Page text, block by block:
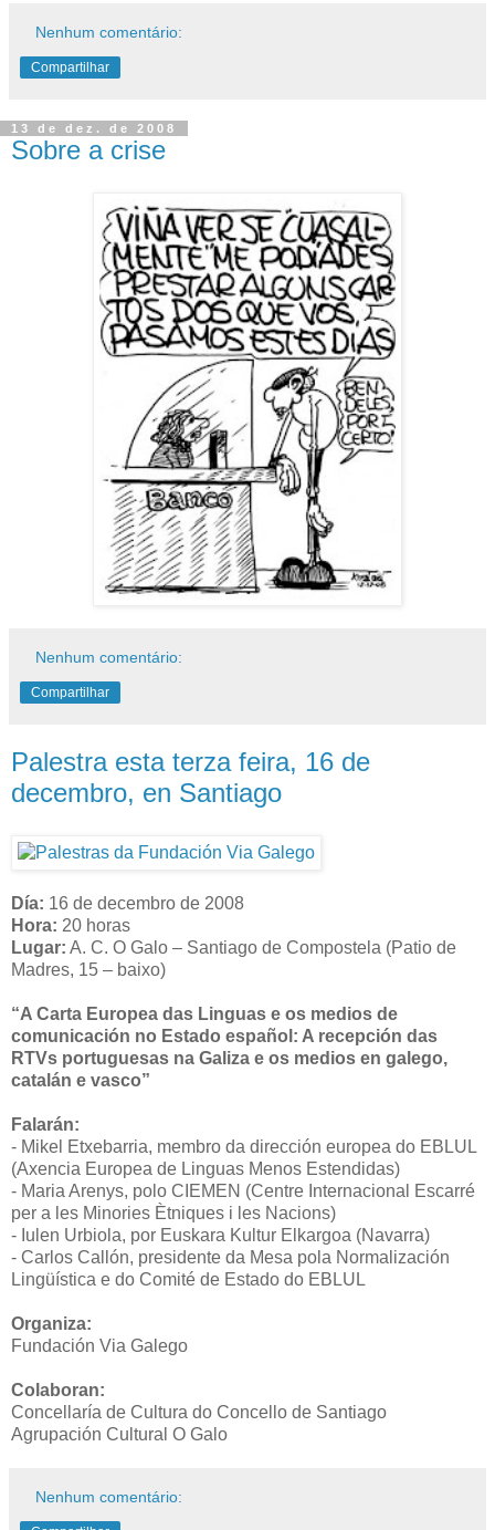
Nenhum comentário:
Compartilhar
13 de dez. de 2008
Sobre a crise
Nenhum comentário:
Compartilhar
Palestra esta terza feira, 16 de
decembro, en Santiago
Día: 16 de decembro de 2008
Hora: 20 horas
Lugar: A. C. O Galo – Santiago de Compostela (Patio de
Madres, 15 – baixo)
“A Carta Europea das Linguas e os medios de
comunicación no Estado español: A recepción das
RTVs portuguesas na Galiza e os medios en galego,
catalán e vasco”
Falarán:
- Mikel Etxebarria, membro da dirección europea do EBLUL
(Axencia Europea de Linguas Menos Estendidas)
- Maria Arenys, polo CIEMEN (Centre Internacional Escarré
per a les Minories Ètniques i les Nacions)
- Iulen Urbiola, por Euskara Kultur Elkargoa (Navarra)
- Carlos Callón, presidente da Mesa pola Normalización
Lingüística e do Comité de Estado do EBLUL
Organiza:
Fundación Via Galego
Colaboran:
Concellaría de Cultura do Concello de Santiago
Agrupación Cultural O Galo
Nenhum comentário: